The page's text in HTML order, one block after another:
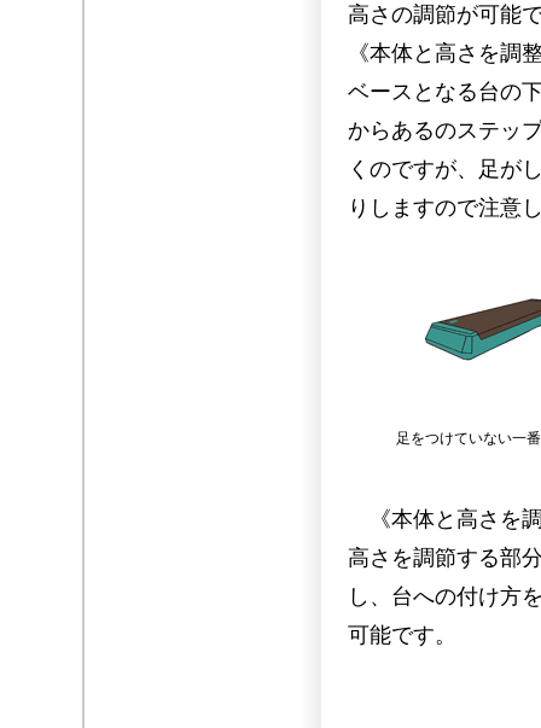
高さの調節が可能
《本体と高さを調
ベースとなる台の
からあるのステッ
くのですが、足が
りしますので注意
足をつけていない一
《本体と高さを
高さを調節する部
し、台への付け方
可能です。